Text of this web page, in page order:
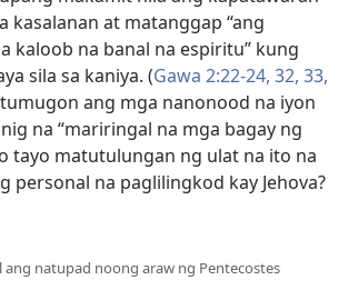
kasalanan at matanggap “ang
kaloob na banal na espiritu” kung
sila sa kaniya. (Gawa 2:22-24, 32, 33,
ang mga nanonood na iyon
na “mariringal na mga bagay ng
tayo matutulungan ng ulat na ito na
personal na paglilingkod kay Jehova?
ang natupad noong araw ng Pentecostes